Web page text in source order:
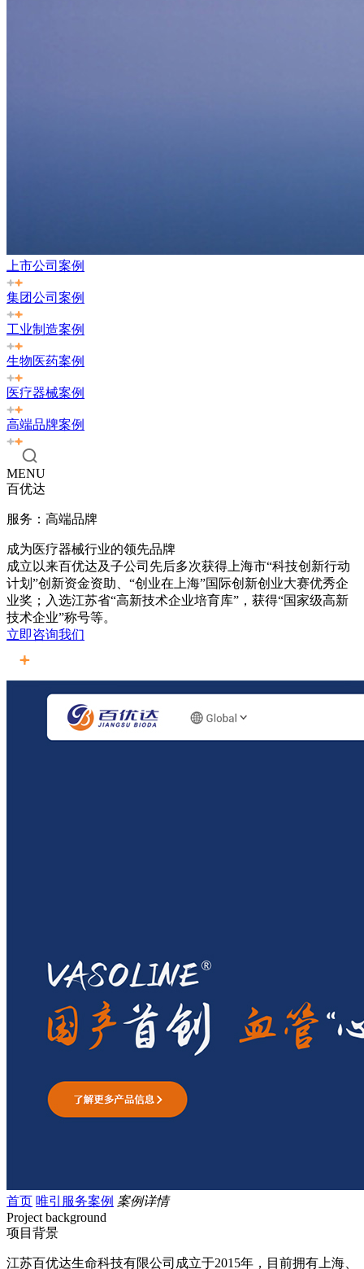
上市公司案例
集团公司案例
工业制造案例
生物医药案例
医疗器械案例
高端品牌案例
MENU
百优达
服务：高端品牌
成为医疗器械行业的领先品牌
成立以来百优达及子公司先后多次获得上海市“科技创新行动
计划”创新资金资助、“创业在上海”国际创新创业大赛优秀企
业奖；入选江苏省“高新技术企业培育库”，获得“国家级高新
技术企业”称号等。
立即咨询我们
首页 唯引服务案例 案例详情
Project background
项目背景
江苏百优达生命科技有限公司成立于2015年，目前拥有上海、